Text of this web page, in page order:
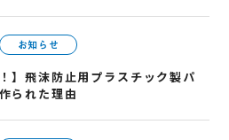
お知らせ
】飛沫防止用プラスチック製パ
られた理由